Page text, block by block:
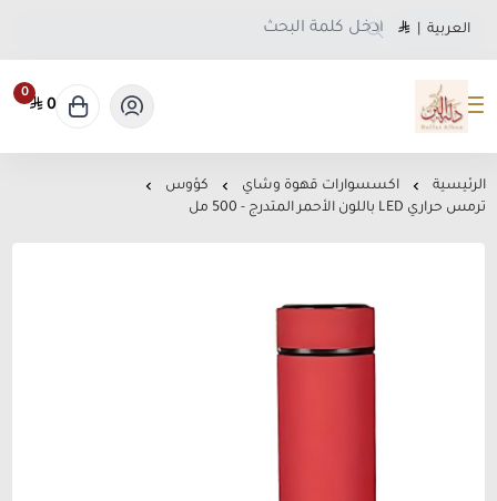
العربية
متجر دلة البن
0
0
الرئيسية اكسسوارات قهوة وشاي
كؤوس
ترمس حراري LED باللون الأحمر المتدرج - 500 مل